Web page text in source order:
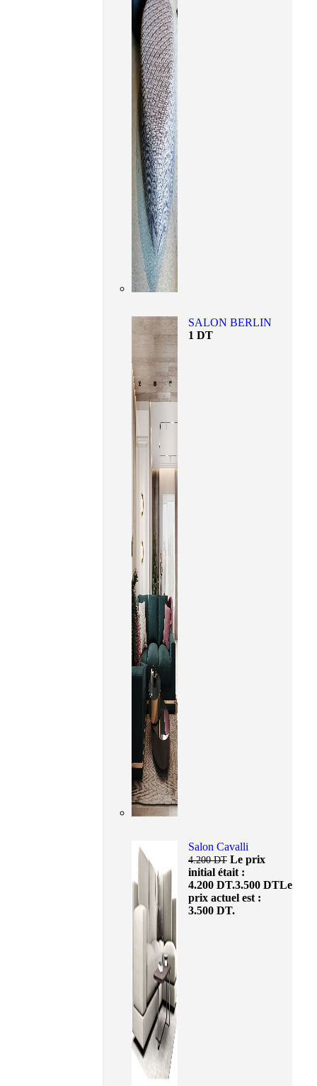
SALON BERLIN
1 DT
Salon Cavalli
4.200DT Le prix
initial était :
4.200 DT.3.500 DTLe
prix actuel est :
3.500 DT.